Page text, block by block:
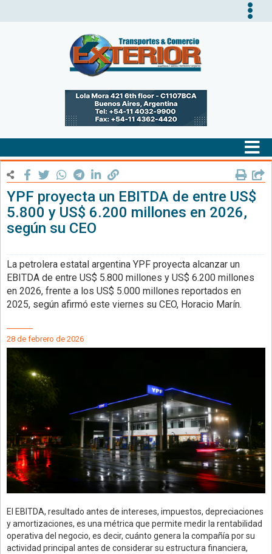
YPF proyecta un EBITDA de entre US$
5.800 y US$ 6.200 millones en 2026,
según su CEO
La petrolera estatal argentina YPF proyecta alcanzar un
EBITDA de entre US$ 5.800 millones y US$ 6.200 millones
en 2026, frente a los US$ 5.000 millones reportados en
2025, según afirmó este viernes su CEO, Horacio Marín.
28 de febrero de 2026
El EBITDA, resultado antes de intereses, impuestos, depreciaciones
y amortizaciones, es una métrica que permite medir la rentabilidad
operativa del negocio, es decir, cuánto genera la compañía por su
actividad principal antes de considerar su estructura financiera,